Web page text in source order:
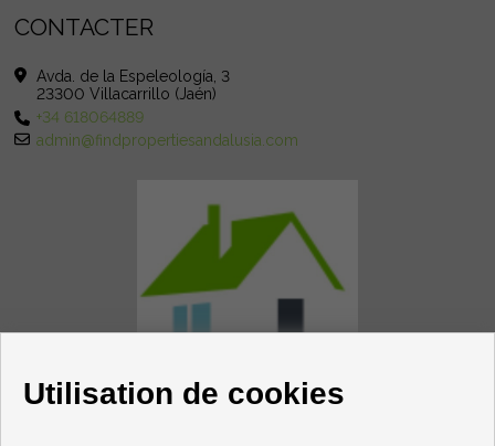
CONTACTER
Avda. de la Espeleología, 3
23300 Villacarrillo (Jaén)
+34 618064889
admin@findpropertiesandalusia.com
Utilisation de cookies